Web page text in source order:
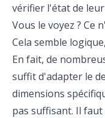
vérifier l'état de
Vous le voyez ? Ce
Cela semble
En fait, de
suffit d'adapter le
dimensions
pas suffisant. Il